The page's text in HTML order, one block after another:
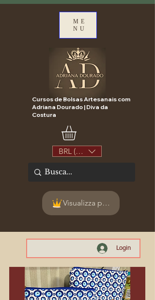
ME
NU
Cursos de Bolsas Artesanais com
Adriana Dourado | Diva da
Costura
BRL (R$)
Visualizza punti
Login